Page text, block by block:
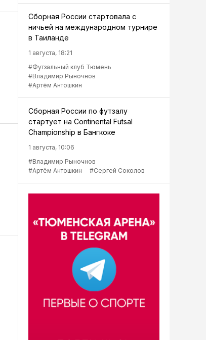
Сборная России стартовала с
ничьей на международном турнире
в Таиланде
1 августа, 18:21
#Футзальный клуб Тюмень
#Владимир Рыночнов
#Артём Антошкин
Сборная России по футзалу
стартует на Continental Futsal
Championship в Бангкоке
1 августа, 10:06
#Владимир Рыночнов
#Артём Антошкин
#Сергей Соколов